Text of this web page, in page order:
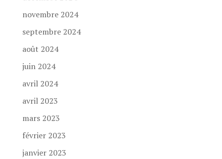
novembre 2024
septembre 2024
août 2024
juin 2024
avril 2024
avril 2023
mars 2023
février 2023
janvier 2023